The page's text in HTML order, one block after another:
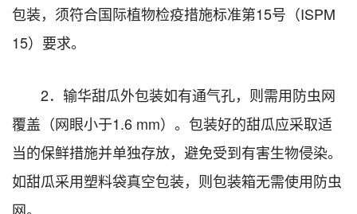
包装，须符合国际植物检疫措施标准第15号（ISPM
15）要求。
2．输华甜瓜外包装如有通气孔，则需用防虫网
覆盖（网眼小于1.6 mm）。包装好的甜瓜应采取适
当的保鲜措施并单独存放，避免受到有害生物侵染。
如甜瓜采用塑料袋真空包装，则包装箱无需使用防虫
网。